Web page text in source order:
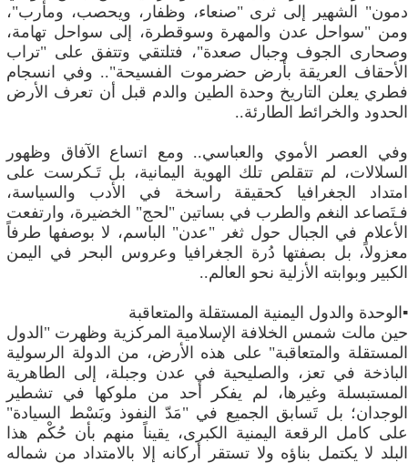
دمون" الشهير إلى ثرى "صنعاء، وظفار، ويحصب، ومأرب"،
ومن "سواحل عدن والمهرة وسوقطرة، إلى سواحل تهامة،
وصحارى الجوف وجبال صعدة"، فتلتقي وتتفق على "تراب
الأحقاف العريقة بأرض حضرموت الفسيحة".. وفي انسجام
فطري يعلن التاريخ وحدة الطين والدم قبل أن تعرف الأرض
الحدود والخرائط الطارئة..
وفي ​العصر الأموي والعباسي.. ومع اتساع الآفاق وظهور
السلالات، لم تتقلص تلك الهوية اليمانية، بل تَـكرست على
امتداد الجغرافيا كحقيقة راسخة في الأدب والسياسة،
فـتَصاعد النغم والطرب في بساتين "لحج" الخضيرة، وارتفعت
الأعلام في الجبال حول ثغر "عدن" الباسم، لا بوصفها طرفاً
معزولاً، بل بصفتها دُرة الجغرافيا وعروس البحر في اليمن
الكبير وبوابته الأزلية نحو العالم..
▪️الوحدة والدول اليمنية المستقلة والمتعاقبة
حين مالت شمس الخلافة الإسلامية المركزية وظهرت "الدول
المستقلة والمتعاقبة" على هذه الأرض، من الدولة الرسولية
الباذخة في تعز، والصليحية في عدن وجبلة، إلى الطاهرية
المستبسلة وغيرها، لم يفكر أحد من ملوكها في تشطير
الوجدان؛ بل تَسابق الجميع في "مَدّ النفوذ وبَسْط السيادة"
على كامل الرقعة اليمنية الكبرى، يقيناً منهم بأن حُكْم هذا
البلد لا يكتمل بناؤه ولا تستقر أركانه إلا بالامتداد من شماله